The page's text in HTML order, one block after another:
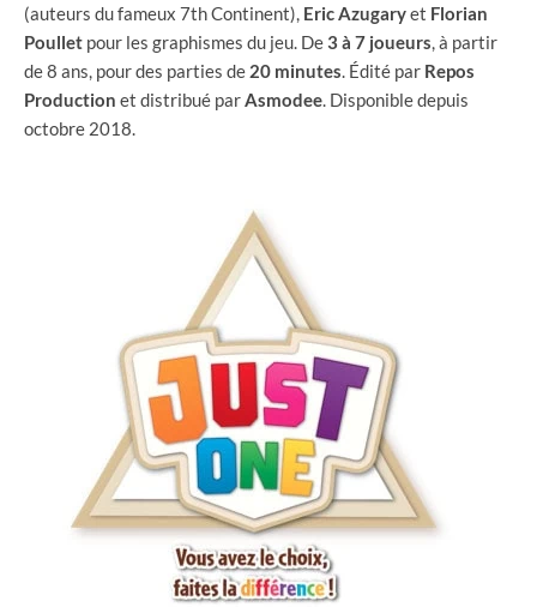
(auteurs du fameux 7th Continent), EricAzugaryet Florian
Poullet pour les graphismes du jeu. De3 à 7 joueurs, à partir
de 8 ans, pour des parties de 20 minutes. Édité par Repos
Production et distribué parAsmodee. Disponible depuis
octobre 2018.